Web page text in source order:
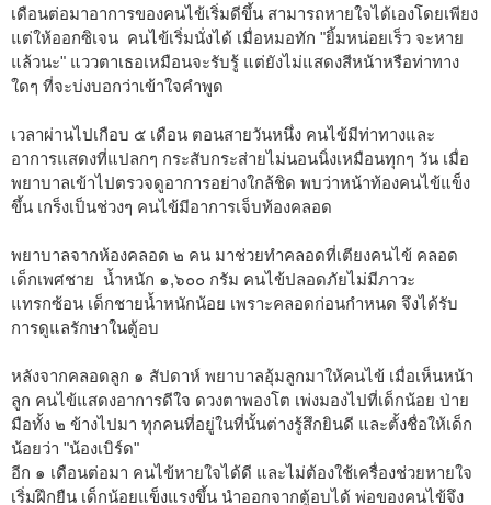
เดือนต่อมาอาการของคนไข้เริ่มดีขึ้น สามารถหายใจได้เองโดยเพียง
แต่ให้ออกซิเจน คนไข้เริ่มนั่งได้ เมื่อหมอทัก "ยิ้มหน่อยเร็ว จะหาย
แล้วนะ" แววตาเธอเหมือนจะรับรู้ แต่ยังไม่แสดงสีหน้าหรือท่าทาง
ใดๆ ที่จะบ่งบอกว่าเข้าใจคำพูด
เวลาผ่านไปเกือบ ๕ เดือน ตอนสายวันหนึ่ง คนไข้มีท่าทางและ
อาการแสดงที่แปลกๆ กระสับกระส่ายไม่นอนนิ่งเหมือนทุกๆ วัน เมื่อ
พยาบาลเข้าไปตรวจดูอาการอย่างใกล้ชิด พบว่าหน้าท้องคนไข้แข็ง
ขึ้น เกร็งเป็นช่วงๆ คนไข้มีอาการเจ็บท้องคลอด
พยาบาลจากห้องคลอด ๒ คน มาช่วยทำคลอดที่เตียงคนไข้ คลอด
เด็กเพศชาย น้ำหนัก ๑,๖๐๐ กรัม คนไข้ปลอดภัยไม่มีภาวะ
แทรกซ้อน เด็กชายน้ำหนักน้อย เพราะคลอดก่อนกำหนด จึงได้รับ
การดูแลรักษาในตู้อบ
หลังจากคลอดลูก ๑ สัปดาห์ พยาบาลอุ้มลูกมาให้คนไข้ เมื่อเห็นหน้า
ลูก คนไข้แสดงอาการดีใจ ดวงตาพองโต เพ่งมองไปที่เด็กน้อย ป่าย
มือทั้ง ๒ ข้างไปมา ทุกคนที่อยู่ในที่นั้นต่างรู้สึกยินดี และตั้งชื่อให้เด็ก
น้อยว่า "น้องเบิร์ด"
อีก ๑ เดือนต่อมา คนไข้หายใจได้ดี และไม่ต้องใช้เครื่องช่วยหายใจ
เริ่มฝึกยืน เด็กน้อยแข็งแรงขึ้น นำออกจากตู้อบได้ พ่อของคนไข้จึง